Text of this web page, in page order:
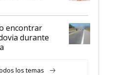
encontrar
durante
los temas